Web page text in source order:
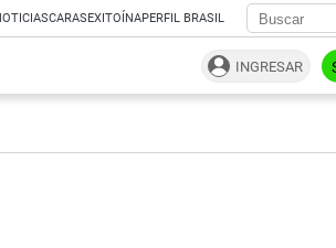
CARASEXITOÍNAPERFIL BRASIL
INGRESAR